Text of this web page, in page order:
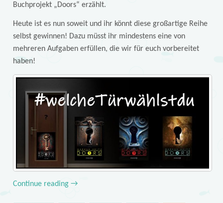
Buchprojekt „Doors“ erzählt.
Heute ist es nun soweit und ihr könnt diese großartige Reihe
selbst gewinnen! Dazu müsst ihr mindestens eine von
mehreren Aufgaben erfüllen, die wir für euch vorbereitet
haben!
Continue reading →